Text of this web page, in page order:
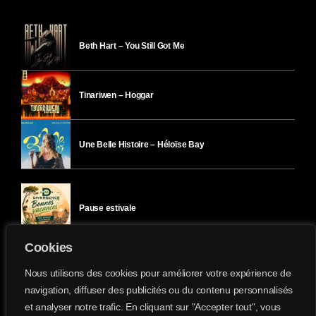
Cookies
Nous utilisons des cookies pour améliorer votre expérience de
navigation, diffuser des publicités ou du contenu personnalisés
et analyser notre trafic. En cliquant sur "Accepter tout", vous
Beth Hart – You Still Got Me
Tinariwen – Hoggar
Une Belle Histoire – Héloïse Bay
Pause estivale
Ici l’Ombre – mardi 28 juillet